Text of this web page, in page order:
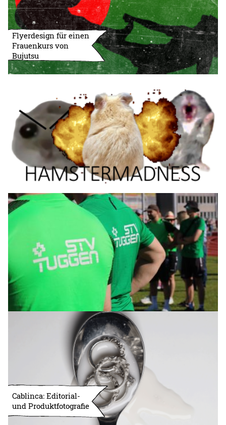
Flyerdesign für einen
Frauenkurs von
Bujutsu
Cablinca: Editorial-
und Produktfotografie